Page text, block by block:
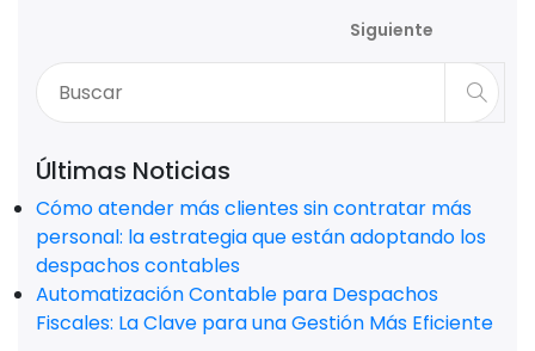
Siguiente
Últimas Noticias
Cómo atender más clientes sin contratar más
personal: la estrategia que están adoptando los
despachos contables
Automatización Contable para Despachos
Fiscales: La Clave para una Gestión Más Eficiente